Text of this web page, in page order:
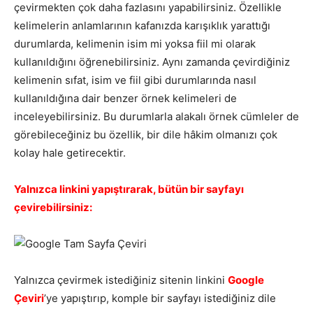
çevirmekten çok daha fazlasını yapabilirsiniz. Özellikle
kelimelerin anlamlarının kafanızda karışıklık yarattığı
durumlarda, kelimenin isim mi yoksa fiil mi olarak
kullanıldığını öğrenebilirsiniz. Aynı zamanda çevirdiğiniz
kelimenin sıfat, isim ve fiil gibi durumlarında nasıl
kullanıldığına dair benzer örnek kelimeleri de
inceleyebilirsiniz. Bu durumlarla alakalı örnek cümleler de
görebileceğiniz bu özellik, bir dile hâkim olmanızı çok
kolay hale getirecektir.
Yalnızca linkini yapıştırarak, bütün bir sayfayı
çevirebilirsiniz:
Yalnızca çevirmek istediğiniz sitenin linkini Google
Çeviri’ye yapıştırıp, komple bir sayfayı istediğiniz dile